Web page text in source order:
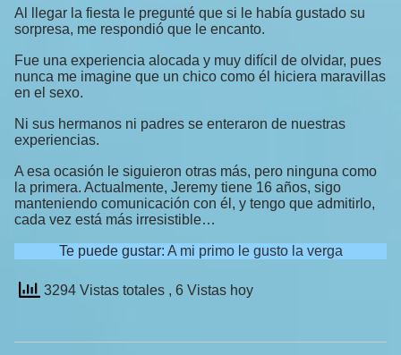
Al llegar la fiesta le pregunté que si le había gustado su
sorpresa, me respondió que le encanto.
Fue una experiencia alocada y muy difícil de olvidar, pues
nunca me imagine que un chico como él hiciera maravillas
en el sexo.
Ni sus hermanos ni padres se enteraron de nuestras
experiencias.
A esa ocasión le siguieron otras más, pero ninguna como
la primera. Actualmente, Jeremy tiene 16 años, sigo
manteniendo comunicación con él, y tengo que admitirlo,
cada vez está más irresistible…
Te puede gustar: A mi primo le gusto la verga
3294 Vistas totales , 6 Vistas hoy